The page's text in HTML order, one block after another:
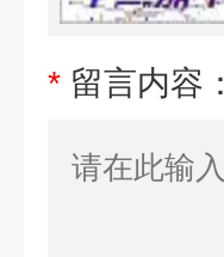
* 留言内容：